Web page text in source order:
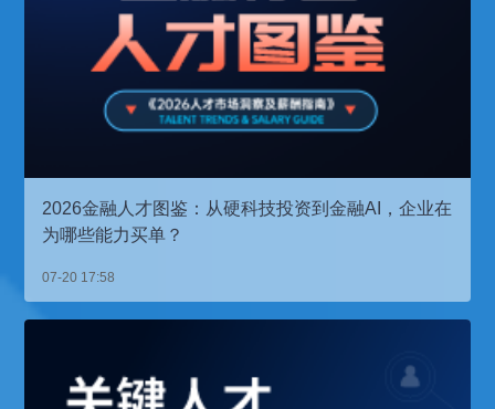
2026金融人才图鉴：从硬科技投资到金融AI，企业在
为哪些能力买单？
07-20 17:58